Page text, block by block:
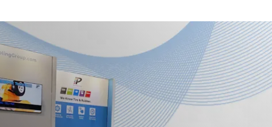
Contact